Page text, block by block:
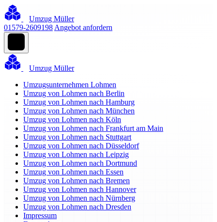
Umzug Müller
01579-2609198 Angebot anfordern
Umzug Müller
Umzugsunternehmen Lohmen
Umzug von Lohmen nach Berlin
Umzug von Lohmen nach Hamburg
Umzug von Lohmen nach München
Umzug von Lohmen nach Köln
Umzug von Lohmen nach Frankfurt am Main
Umzug von Lohmen nach Stuttgart
Umzug von Lohmen nach Düsseldorf
Umzug von Lohmen nach Leipzig
Umzug von Lohmen nach Dortmund
Umzug von Lohmen nach Essen
Umzug von Lohmen nach Bremen
Umzug von Lohmen nach Hannover
Umzug von Lohmen nach Nürnberg
Umzug von Lohmen nach Dresden
Impressum